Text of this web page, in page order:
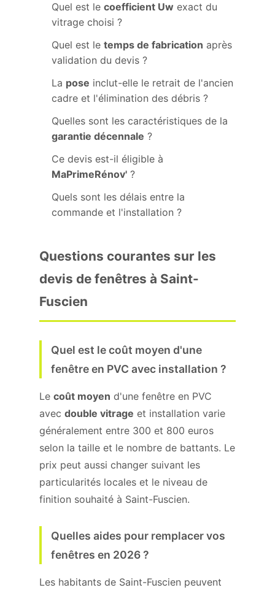
Quel est le coefficient Uw exact du
vitrage choisi ?
Quel est le temps de fabrication après
validation du devis ?
La pose inclut-elle le retrait de l'ancien
cadre et l'élimination des débris ?
Quelles sont les caractéristiques de la
garantie décennale ?
Ce devis est-il éligible à
MaPrimeRénov' ?
Quels sont les délais entre la
commande et l'installation ?
Questions courantes sur les
devis de fenêtres à Saint-
Fuscien
Quel est le coût moyen d'une
fenêtre en PVC avec installation ?
Le coût moyen d'une fenêtre en PVC
avec double vitrage et installation varie
généralement entre 300 et 800 euros
selon la taille et le nombre de battants. Le
prix peut aussi changer suivant les
particularités locales et le niveau de
finition souhaité à Saint-Fuscien.
Quelles aides pour remplacer vos
fenêtres en 2026 ?
Les habitants de Saint-Fuscien peuvent